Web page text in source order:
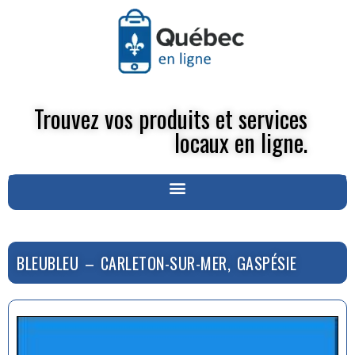
Trouvez vos produits et services
locaux en ligne.
BLEUBLEU – CARLETON-SUR-MER, GASPÉSIE